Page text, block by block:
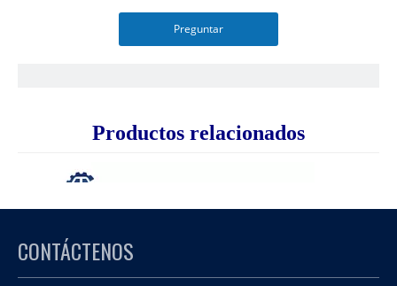
Preguntar
Productos relacionados
CONTÁCTENOS